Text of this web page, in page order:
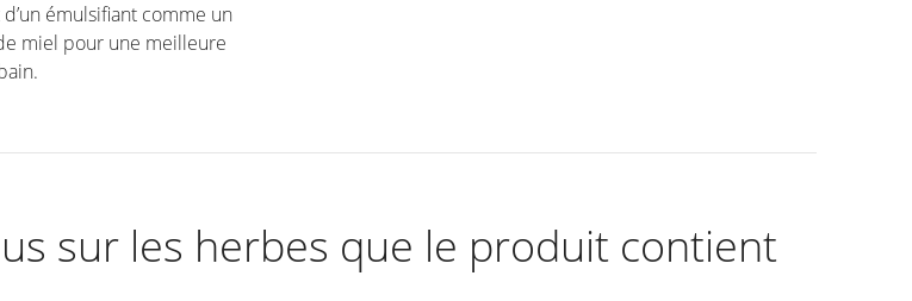
émulsifiant comme un
miel pour une meilleure
sur les herbes que le produit contient